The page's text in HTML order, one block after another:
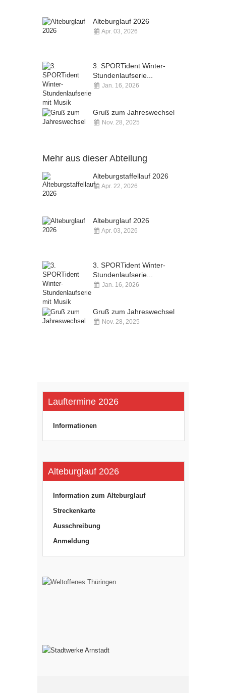
Alteburglauf 2026
Apr. 03, 2026
3. SPORTident Winter-
Stundenlaufserie...
Jan. 16, 2026
Gruß zum Jahreswechsel
Nov. 28, 2025
Mehr aus dieser Abteilung
Alteburgstaffellauf 2026
Apr. 22, 2026
Alteburglauf 2026
Apr. 03, 2026
3. SPORTident Winter-
Stundenlaufserie...
Jan. 16, 2026
Gruß zum Jahreswechsel
Nov. 28, 2025
Lauftermine 2026
Informationen
Alteburglauf 2026
Information zum Alteburglauf
Streckenkarte
Ausschreibung
Anmeldung